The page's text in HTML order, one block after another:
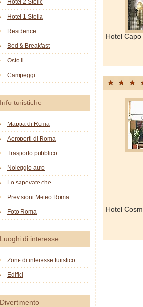
Hotel
Hotel
Hotel 2 Stelle
Hotel 1 Stella
Residence
Bed & Breakfast
Ostelli
Campeggi
Info turistiche
Mappa di Roma
Aeroporti di Roma
Trasporto pubblico
Noleggio auto
Lo sapevate che...
Previsioni Meteo Roma
Foto Roma
Luoghi di interesse
Zone di interesse turistico
Edifici
Divertimento